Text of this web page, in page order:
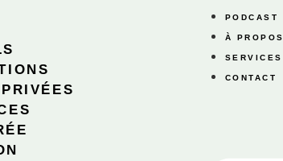
PODCAST
À PROPOS
SERVICES
CONTACT